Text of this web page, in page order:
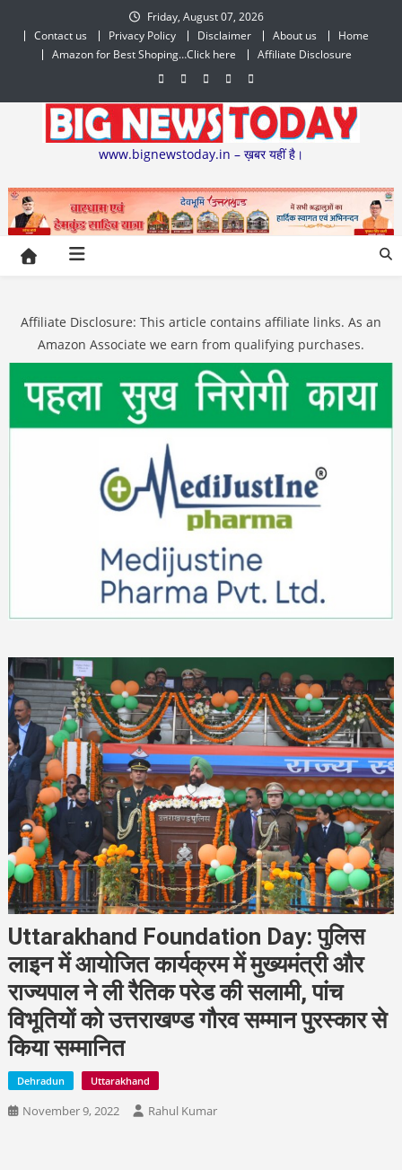
content
Friday, August 07, 2026
Contact us
Privacy Policy Disclaimer About us
Home
Amazon for Best Shoping…Click here
Affiliate Disclosure
www.bignewstoday.in – ख़बर यहीं है।
Affiliate Disclosure: This article contains affiliate links. As an
Amazon Associate we earn from qualifying purchases.
Uttarakhand Foundation Day: पुलिस
लाइन में आयोजित कार्यक्रम में मुख्यमंत्री और
राज्यपाल ने ली रैतिक परेड की सलामी, पांच
विभूतियों को उत्तराखण्ड गौरव सम्मान पुरस्कार से
किया सम्मानित
Dehradun Uttarakhand
November 9, 2022 Rahul Kumar